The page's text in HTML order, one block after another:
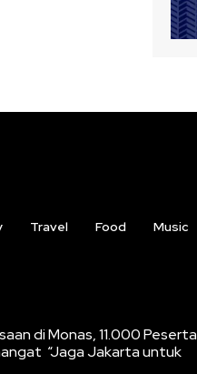
Travel Food Music
di Monas, 11.000 Peserta
“Jaga Jakarta untuk